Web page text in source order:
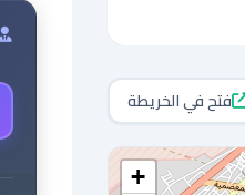
فتح في الخريطة
+